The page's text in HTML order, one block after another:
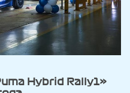
Hybrid Rally1»